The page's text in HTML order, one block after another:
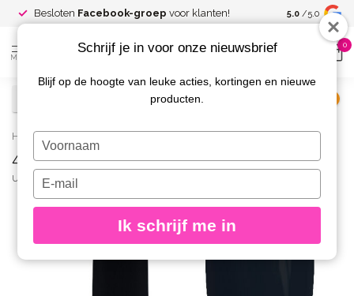
Besloten Facebook-groep voor klanten! Spaar voor
kortingen
5.0 /5.0
MENU
0
Home / 46-A Gelpolish 8 gr.
46-A Gelpolish 8 gr.
URBAN NAILS
Schrijf je in voor onze nieuwsbrief
Blijf op de hoogte van leuke acties, kortingen en nieuwe
producten.
Typ
je
naam
Typ
je
e-
in
Ik schrijf me in